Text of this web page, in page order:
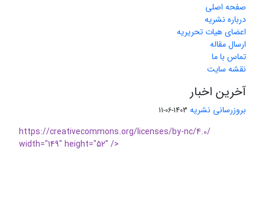
صفحه اصلی
درباره نشریه
اعضای هیات تحریریه
ارسال مقاله
تماس با ما
نقشه سایت
آخرین اخبار
بروزرسانی نشریه 1403-06-11
https://creativecommons.org/licenses/by-nc/4.0/
width="149" height="52" />